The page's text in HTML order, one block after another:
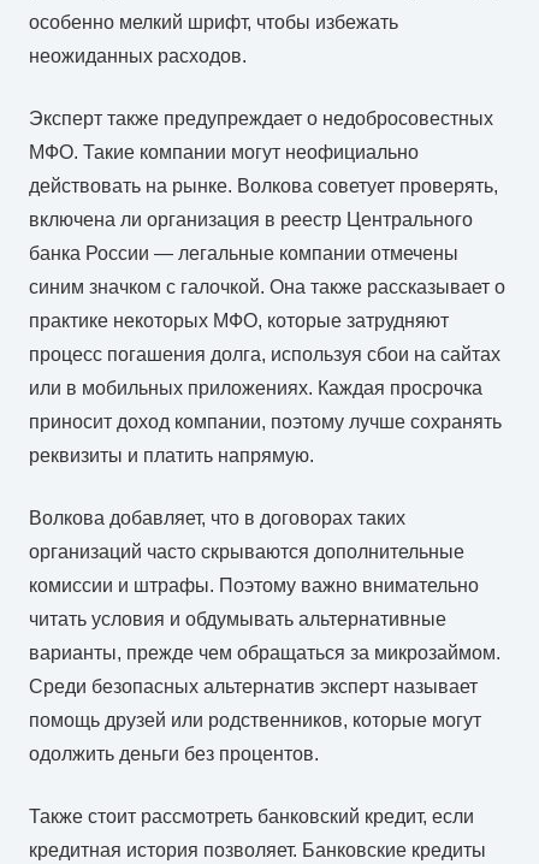
особенно мелкий шрифт, чтобы избежать
неожиданных расходов.
Эксперт также предупреждает о недобросовестных
МФО. Такие компании могут неофициально
действовать на рынке. Волкова советует проверять,
включена ли организация в реестр Центрального
банка России — легальные компании отмечены
синим значком с галочкой. Она также рассказывает о
практике некоторых МФО, которые затрудняют
процесс погашения долга, используя сбои на сайтах
или в мобильных приложениях. Каждая просрочка
приносит доход компании, поэтому лучше сохранять
реквизиты и платить напрямую.
Волкова добавляет, что в договорах таких
организаций часто скрываются дополнительные
комиссии и штрафы. Поэтому важно внимательно
читать условия и обдумывать альтернативные
варианты, прежде чем обращаться за микрозаймом.
Среди безопасных альтернатив эксперт называет
помощь друзей или родственников, которые могут
одолжить деньги без процентов.
Также стоит рассмотреть банковский кредит, если
кредитная история позволяет. Банковские кредиты